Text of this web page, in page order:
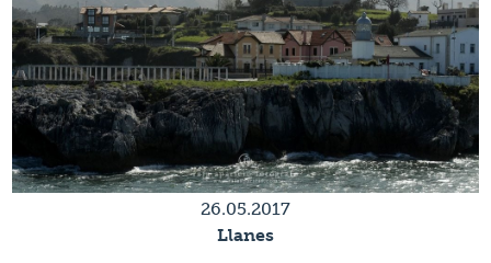
26.05.2017
Llanes